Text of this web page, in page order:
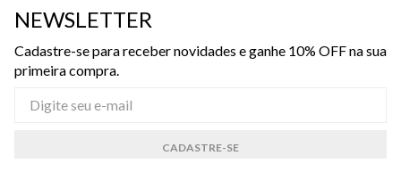
NEWSLETTER
Cadastre-se para receber novidades e ganhe 10% OFF na sua
primeira compra.